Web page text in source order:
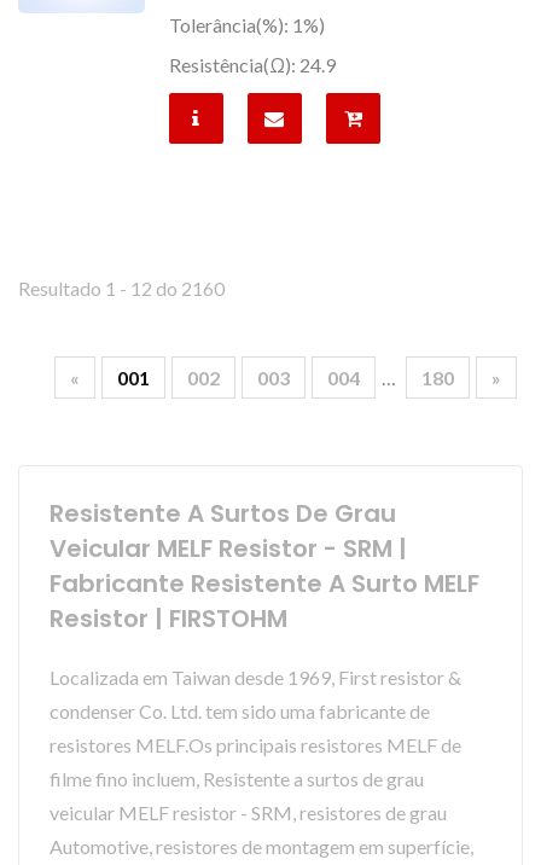
Tolerância(%): 1%)
Resistência(Ω): 24.9
Resultado 1 - 12 do 2160
« 001 002 003 004 … 180 »
Resistente A Surtos De Grau
Veicular MELF Resistor - SRM |
Fabricante Resistente A Surto MELF
Resistor | FIRSTOHM
Localizada em Taiwan desde 1969, First resistor &
condenser Co. Ltd. tem sido uma fabricante de
resistores MELF.Os principais resistores MELF de
filme fino incluem, Resistente a surtos de grau
veicular MELF resistor - SRM, resistores de grau
Automotive, resistores de montagem em superfície,